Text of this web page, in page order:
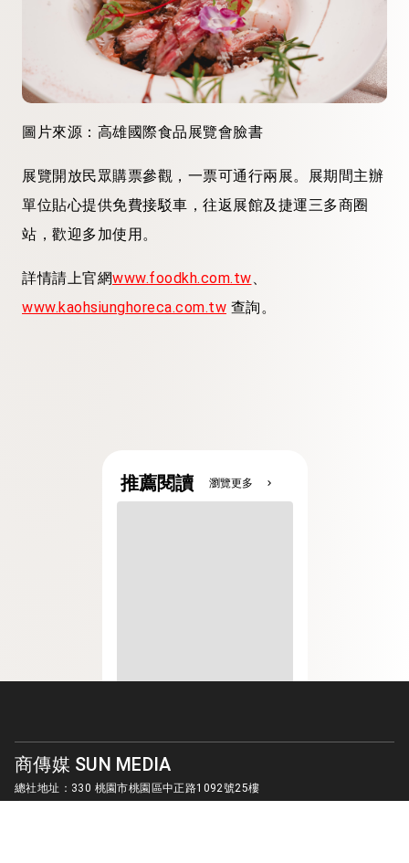
圖片來源：高雄國際食品展覽會臉書
展覽開放民眾購票參觀，一票可通行兩展。展期間主辦
單位貼心提供免費接駁車，往返展館及捷運三多商圈
站，歡迎多加使用。
詳情請上官網www.foodkh.com.tw、
www.kaohsiunghoreca.com.tw 查詢。
推薦閱讀 瀏覽更多 chevron_right
商傳媒 SUN MEDIA
總社地址：330 桃園市桃園區中正路1092號25樓